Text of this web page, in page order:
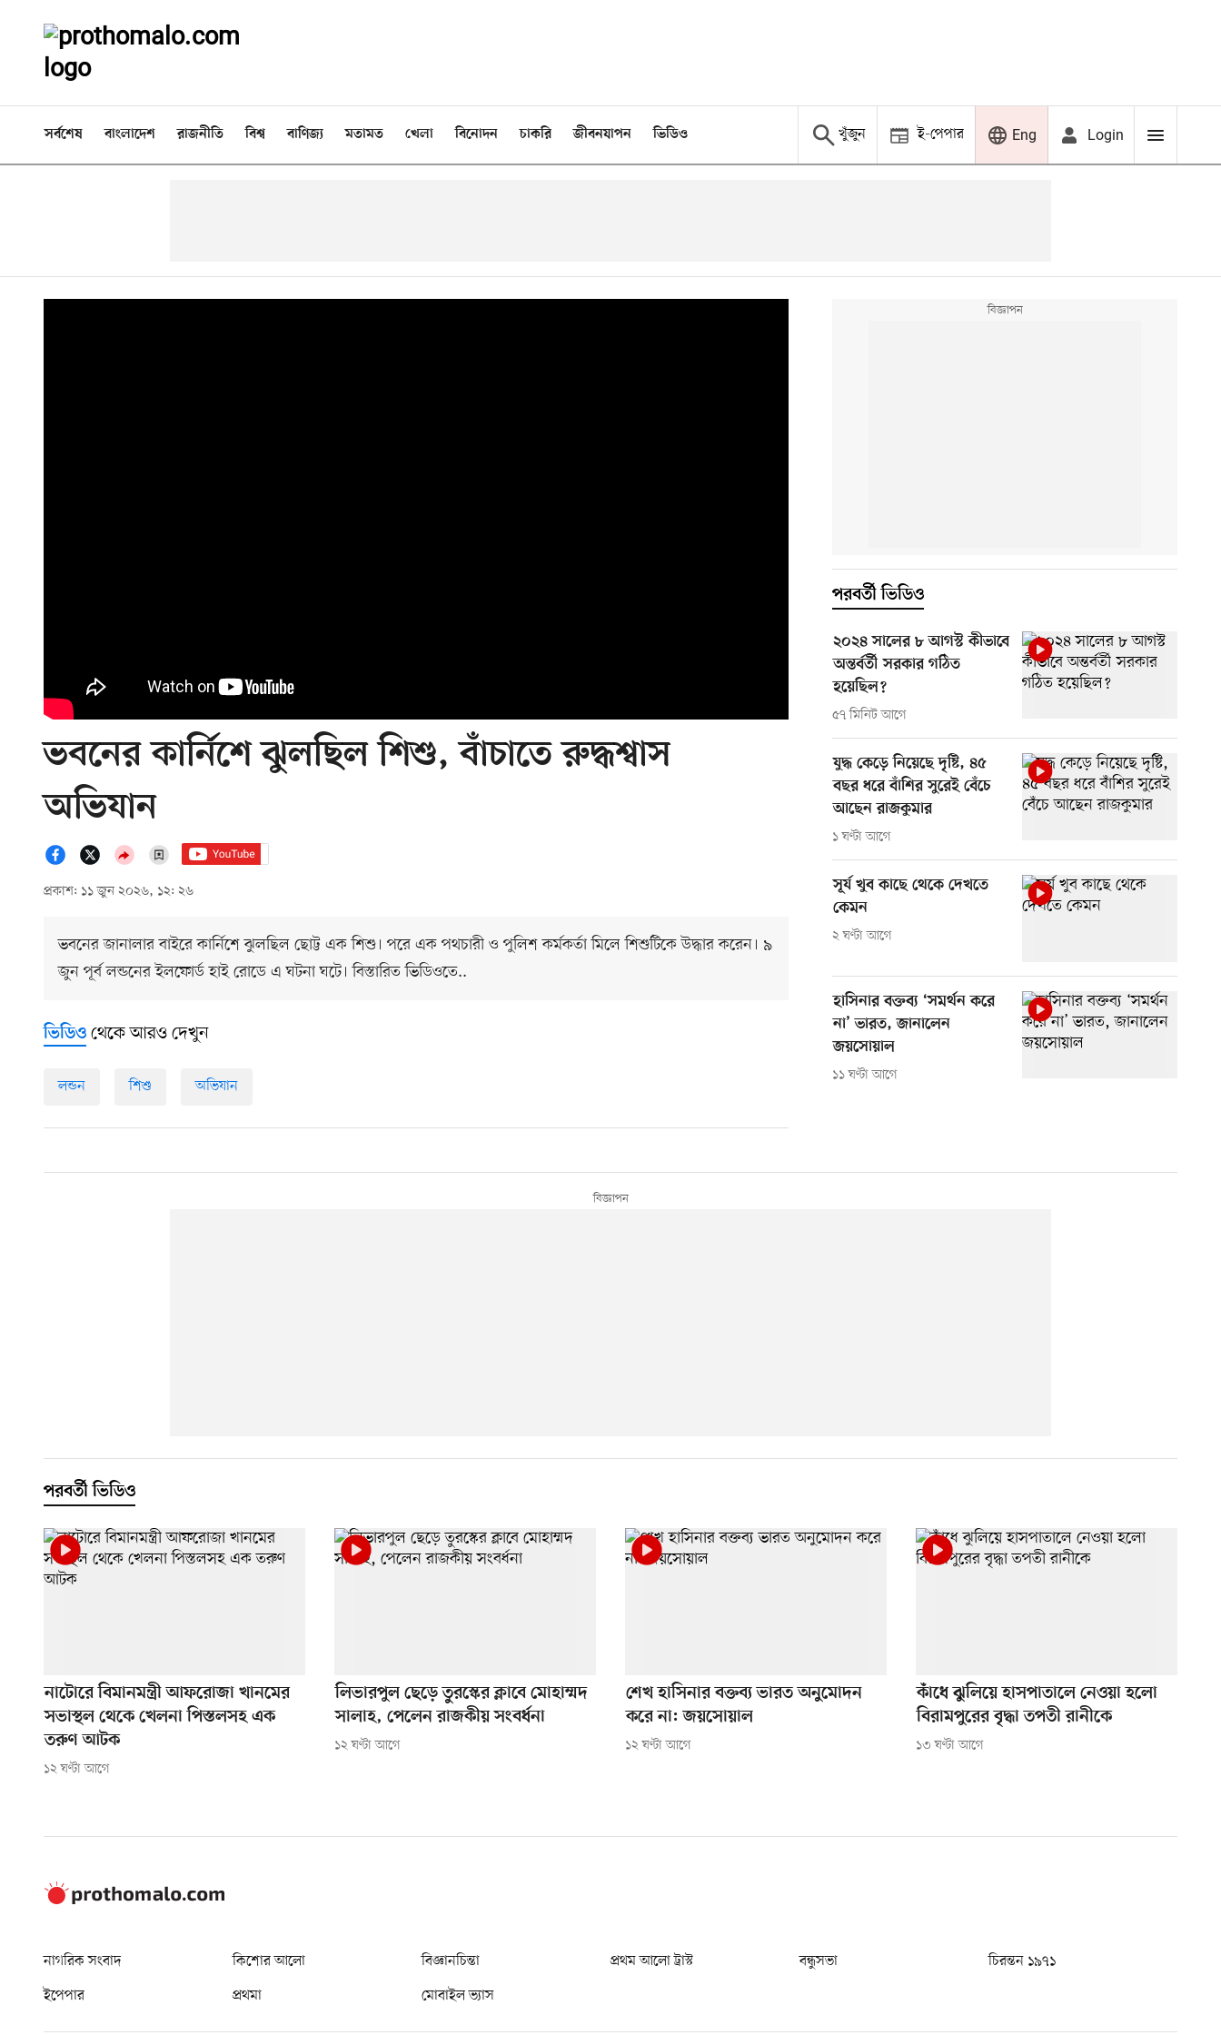
সর্বশেষ বাংলাদেশ রাজনীতি বিশ্ব বাণিজ্য মতামত খেলা বিনোদন চাকরি জীবনযাপন ভিডিও খুঁজুন ই-পেপার Eng Login
ভবনের কার্নিশে ঝুলছিল শিশু, বাঁচাতে রুদ্ধশ্বাস
অভিযান
প্রকাশ: ১১ জুন ২০২৬, ১২: ২৬
ভবনের জানালার বাইরে কার্নিশে ঝুলছিল ছোট্ট এক শিশু। পরে এক পথচারী ও পুলিশ কর্মকর্তা মিলে শিশুটিকে উদ্ধার করেন। ৯
জুন পূর্ব লন্ডনের ইলফোর্ড হাই রোডে এ ঘটনা ঘটে। বিস্তারিত ভিডিওতে..
পরবর্তী ভিডিও
২০২৪ সালের ৮ আগস্ট কীভাবে
অন্তর্বর্তী সরকার গঠিত
হয়েছিল?
৫৭ মিনিট আগে
যুদ্ধ কেড়ে নিয়েছে দৃষ্টি, ৪৫
বছর ধরে বাঁশির সুরেই বেঁচে
আছেন রাজকুমার
১ ঘণ্টা আগে
সূর্য খুব কাছে থেকে দেখতে
কেমন
২ ঘণ্টা আগে
হাসিনার বক্তব্য ‘সমর্থন করে
না’ ভারত, জানালেন
জয়সোয়াল
১১ ঘণ্টা আগে
ভিডিও থেকে আরও দেখুন
লন্ডন শিশু অভিযান
পরবর্তী ভিডিও
নাটোরে বিমানমন্ত্রী আফরোজা খানমের
সভাস্থল থেকে খেলনা পিস্তলসহ এক
তরুণ আটক
১২ ঘণ্টা আগে
লিভারপুল ছেড়ে তুরস্কের ক্লাবে মোহাম্মদ
সালাহ, পেলেন রাজকীয় সংবর্ধনা
১২ ঘণ্টা আগে
শেখ হাসিনার বক্তব্য ভারত অনুমোদন
করে না: জয়সোয়াল
১২ ঘণ্টা আগে
কাঁধে ঝুলিয়ে হাসপাতালে নেওয়া হলো
বিরামপুরের বৃদ্ধা তপতী রানীকে
১৩ ঘণ্টা আগে
নাগরিক সংবাদ কিশোর আলো বিজ্ঞানচিন্তা প্রথম আলো ট্রাস্ট বন্ধুসভা
চিরন্তন ১৯৭১
ইপেপার
প্রথমা মোবাইল ভ্যাস